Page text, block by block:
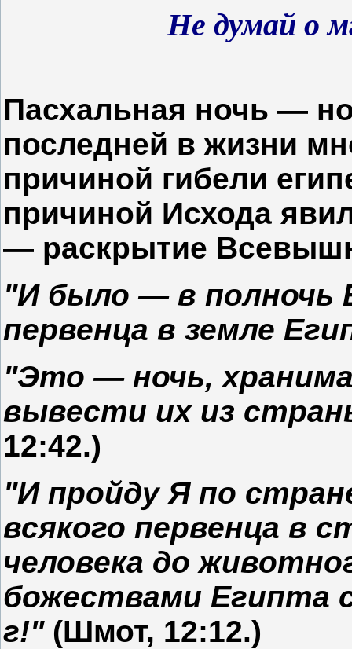
Не думай о
Пасхальная ночь —
последней в жизни
причиной гибели
причиной Исхода
— раскрытие
"И было — в полночь
первенца в земле
"Это — ночь,
вывести их из
12:42.)
"И пройду Я по
всякого первенца в
человека до
божествами Египта
г!"(Шмот, 12:12.)